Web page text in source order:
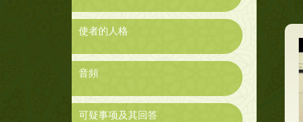
使者的人格
音頻
可疑事项及其回答